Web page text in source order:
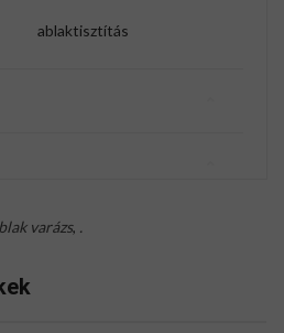
ablaktisztítás
varázs, .